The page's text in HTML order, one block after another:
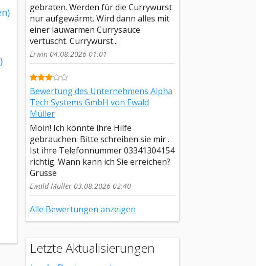
gebraten. Werden für die Currywurst
nur aufgewärmt. Wird dann alles mit
einer lauwarmen Currysauce
vertuscht. Currywurst...
Erwin 04.08.2026 01:01
Bewertung des Unternehmens Alpha
Tech Systems GmbH von Ewald
Müller
Moin! Ich könnte ihre Hilfe
gebrauchen. Bitte schreiben sie mir .
Ist ihre Telefonnummer 03341304154
richtig. Wann kann ich Sie erreichen?
Grüsse
Ewald Müller 03.08.2026 02:40
Alle Bewertungen anzeigen
Letzte Aktualisierungen